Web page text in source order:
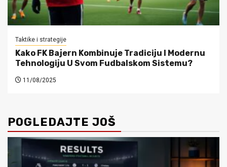
Taktike i strategije
Kako FK Bajern Kombinuje Tradiciju I Modernu
Tehnologiju U Svom Fudbalskom Sistemu?
11/08/2025
POGLEDAJTE JOŠ